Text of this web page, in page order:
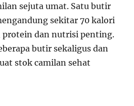
sejuta umat. Satu butir
sekitar 70 kalori
protein dan nutrisi penting.
butir sekaligus dan
stok camilan sehat